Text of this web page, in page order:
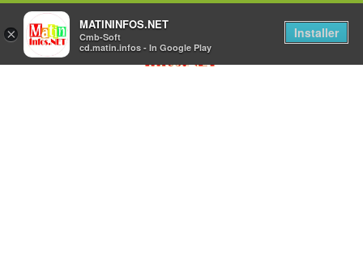
×
MATININFOS.NET
Cmb-Soft
cd.matin.infos - In Google Play
Installer